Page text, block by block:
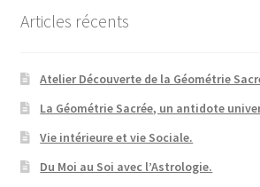
Articles récents
Atelier Découverte de la Géométrie
La Géométrie Sacrée, un antidote
Vie intérieure et vie Sociale.
Du Moi au Soi avec l’Astrologie.